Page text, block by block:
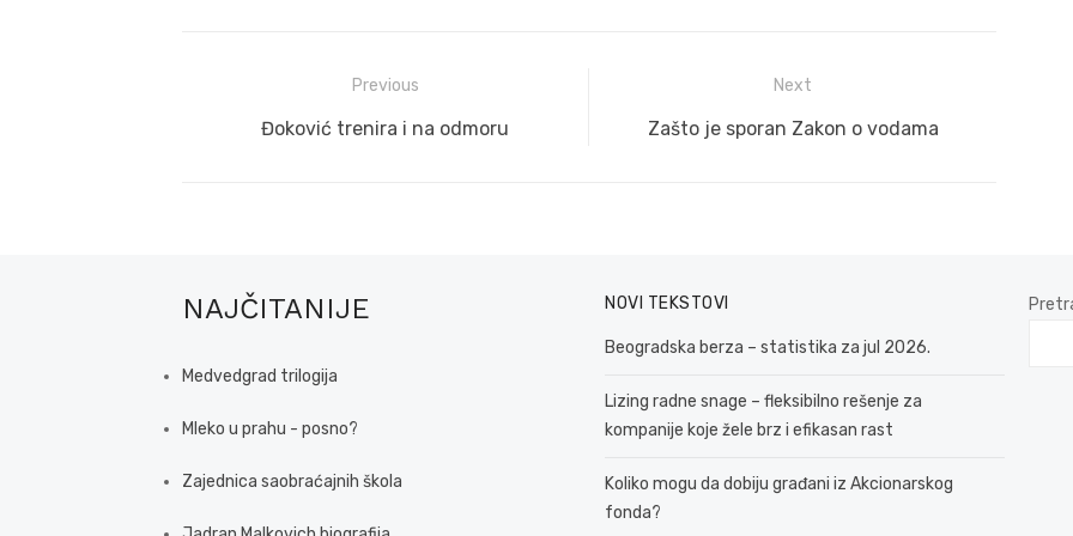
navigation
Previous
Previous
Đoković trenira i na odmoru
Next
Next
Zašto je sporan Zakon o vodama
NAJČITANIJE
Medvedgrad trilogija
Mleko u prahu - posno?
Zajednica saobraćajnih škola
NOVI TEKSTOVI
Beogradska berza – statistika za jul 2026.
Lizing radne snage – fleksibilno rešenje za
kompanije koje žele brz i efikasan rast
Koliko mogu da dobiju građani iz Akcionarskog
fonda?